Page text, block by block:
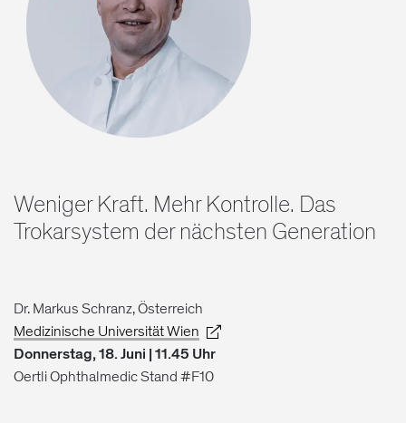
Weniger Kraft. Mehr Kontrolle. Das
Trokarsystem der nächsten Generation
Dr. Markus Schranz, Österreich
Medizinische Universität Wien
Donnerstag, 18. Juni | 11.45 Uhr
Oertli Ophthalmedic Stand #F10